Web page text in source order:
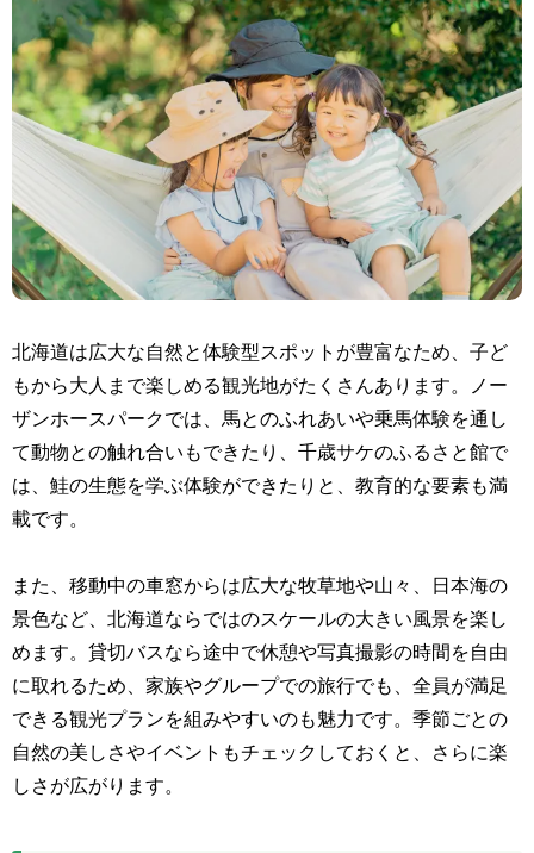
北海道は広大な自然と体験型スポットが豊富なため、子ど
もから大人まで楽しめる観光地がたくさんあります。ノー
ザンホースパークでは、馬とのふれあいや乗馬体験を通し
て動物との触れ合いもできたり、千歳サケのふるさと館で
は、鮭の生態を学ぶ体験ができたりと、教育的な要素も満
載です。
また、移動中の車窓からは広大な牧草地や山々、日本海の
景色など、北海道ならではのスケールの大きい風景を楽し
めます。貸切バスなら途中で休憩や写真撮影の時間を自由
に取れるため、家族やグループでの旅行でも、全員が満足
できる観光プランを組みやすいのも魅力です。季節ごとの
自然の美しさやイベントもチェックしておくと、さらに楽
しさが広がります。